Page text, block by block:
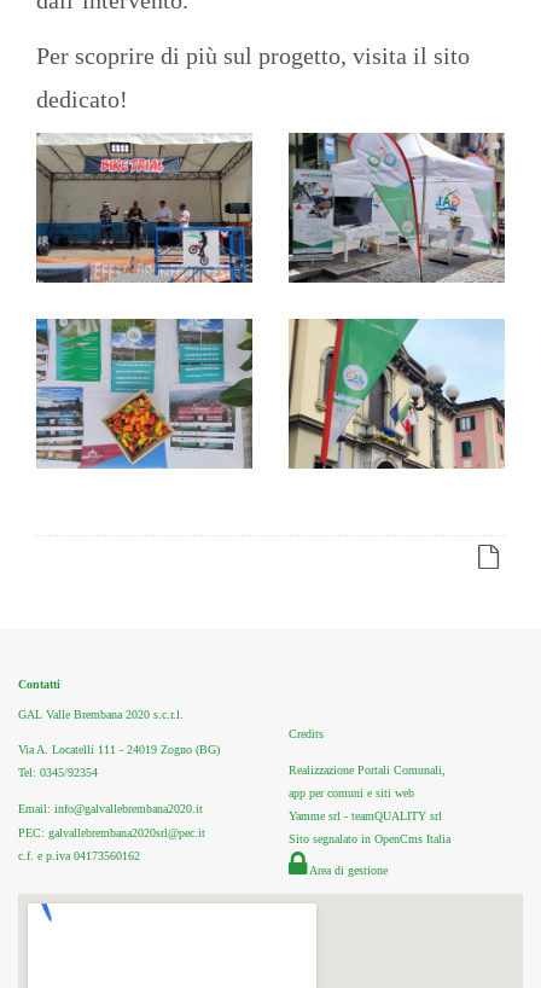
Per scoprire di più sul progetto, visita il sito
dedicato!
Contatti
GAL Valle Brembana 2020 s.c.r.l.
Via A. Locatelli 111 - 24019 Zogno (BG)
Tel: 0345/92354
Email: info@galvallebrembana2020.it
PEC: galvallebrembana2020srl@pec.it
c.f. e p.iva 04173560162
Credits
Realizzazione Portali Comunali,
app per comuni e siti web
Yamme srl - teamQUALITY srl
Sito segnalato in OpenCms Italia
Area di gestione